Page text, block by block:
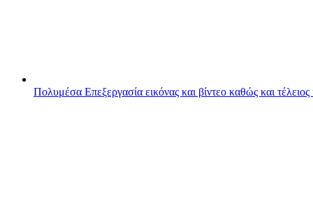
Πολυμέσα Επεξεργασία εικόνας και βίντεο καθώς και τέλειος